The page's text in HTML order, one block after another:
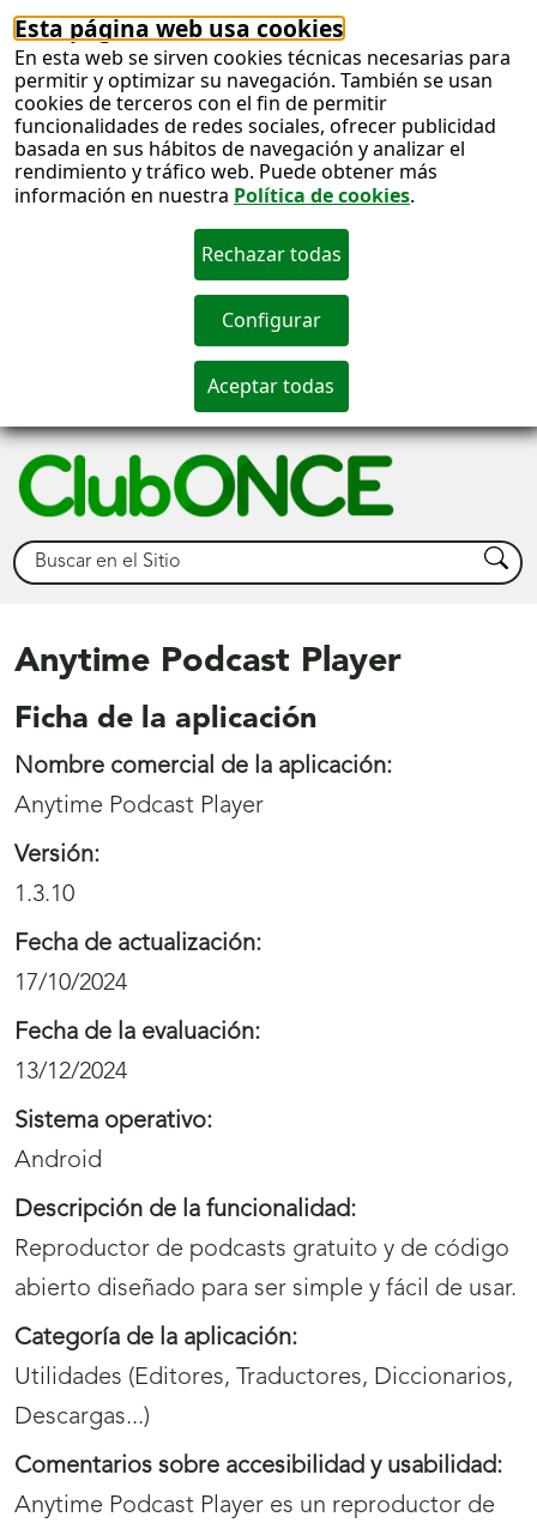
Esta página web usa cookies
En esta web se sirven cookies técnicas necesarias para
permitir y optimizar su navegación. También se usan
cookies de terceros con el fin de permitir
funcionalidades de redes sociales, ofrecer publicidad
basada en sus hábitos de navegación y analizar el
rendimiento y tráfico web. Puede obtener más
información en nuestra Política de cookies.
Buscar Buscar
Anytime Podcast Player
Ficha de la aplicación
Nombre comercial de la aplicación:
Anytime Podcast Player
Versión:
1.3.10
Fecha de actualización:
17/10/2024
Fecha de la evaluación:
13/12/2024
Sistema operativo:
Android
Descripción de la funcionalidad:
Reproductor de podcasts gratuito y de código
abierto diseñado para ser simple y fácil de usar.
Categoría de la aplicación:
Utilidades (Editores, Traductores, Diccionarios,
Descargas...)
Comentarios sobre accesibilidad y usabilidad:
Anytime Podcast Player es un reproductor de